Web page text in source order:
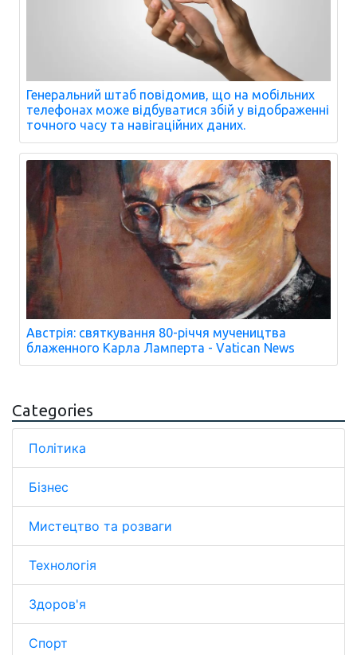
Генеральний штаб повідомив, що на мобільних
телефонах може відбуватися збій у відображенні
точного часу та навігаційних даних.
Австрія: святкування 80-річчя мучеництва
блаженного Карла Ламперта - Vatican News
Categories
Політика
Бізнес
Мистецтво та розваги
Технологія
Здоров'я
Спорт